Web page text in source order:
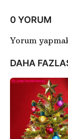
l
a
m
a
0 YORUM
Yorum
DAHA